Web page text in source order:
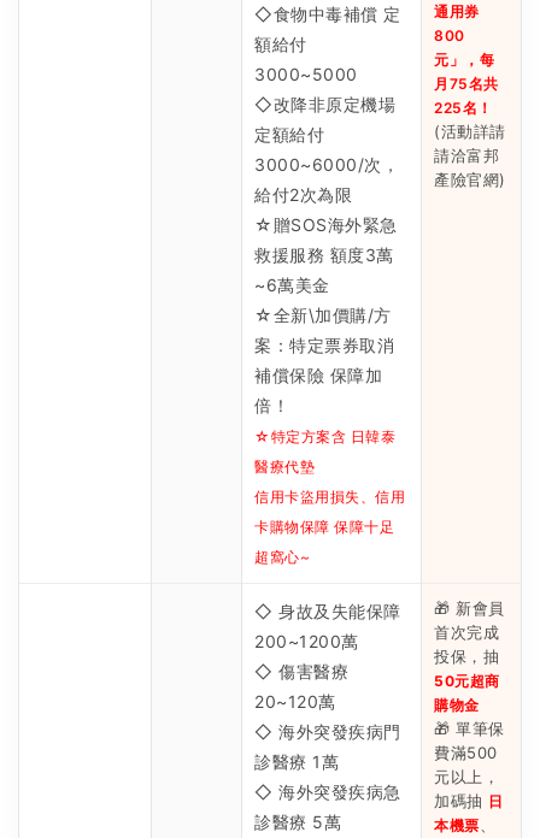
◇食物中毒補償 定
額給付
3000~5000
◇改降非原定機場
定額給付
3000~6000/次，
給付2次為限
☆贈SOS海外緊急
救援服務 額度3萬
~6萬美金
☆全新\加價購/方
案：特定票券取消
補償保險 保障加
倍！
☆特定方案含 日韓泰
醫療代墊
信用卡盜用損失、信用
卡購物保障 保障十足
超窩心~
通用券
800
元」，每
月75名共
225名！
(活動詳請
請洽富邦
產險官網)
◇ 身故及失能保障
200~1200萬
◇ 傷害醫療
20~120萬
◇ 海外突發疾病門
診醫療 1萬
◇ 海外突發疾病急
診醫療 5萬
🎁 新會員
首次完成
投保，抽
50元超商
購物金
🎁 單筆保
費滿500
元以上，
加碼抽 日
本機票